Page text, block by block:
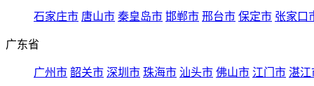
石家庄市 唐山市 秦皇岛市 邯郸市 邢台市 保定市 张家口
广东省
广州市 韶关市 深圳市 珠海市 汕头市 佛山市 江门市 湛江